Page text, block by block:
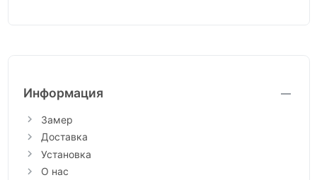
Информация
Замер
Доставка
Установка
О нас